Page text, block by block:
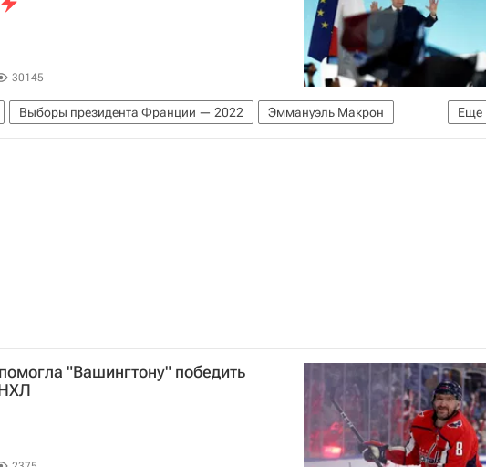
30145
Еще
Выборы президента Франции — 2022
Эммануэль Макрон
"Вашингтону" победить